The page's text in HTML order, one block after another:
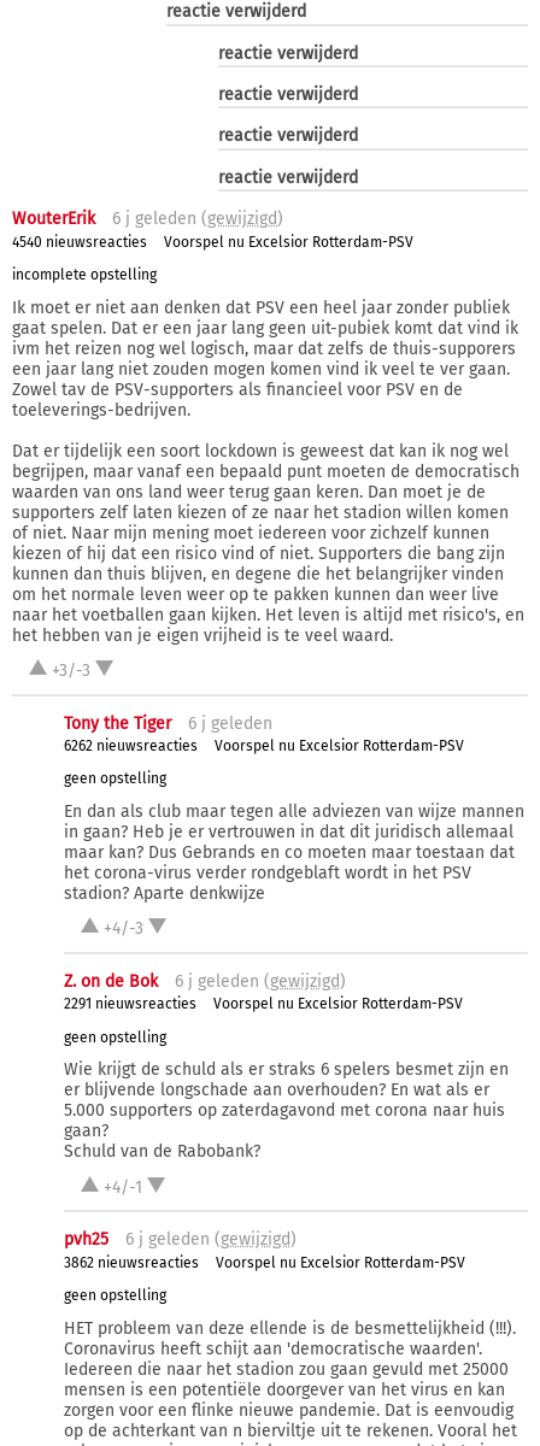
reactie verwijderd
reactie verwijderd
reactie verwijderd
reactie verwijderd
reactie verwijderd
WouterErik 6 j geleden (gewijzigd)
4540 nieuwsreacties
Voorspel nu Excelsior Rotterdam-PSV
incomplete opstelling
Ik moet er niet aan denken dat PSV een heel jaar zonder publiek
gaat spelen. Dat er een jaar lang geen uit-pubiek komt dat vind ik
ivm het reizen nog wel logisch, maar dat zelfs de thuis-supporers
een jaar lang niet zouden mogen komen vind ik veel te ver gaan.
Zowel tav de PSV-supporters als financieel voor PSV en de
toeleverings-bedrijven.
Dat er tijdelijk een soort lockdown is geweest dat kan ik nog wel
begrijpen, maar vanaf een bepaald punt moeten de democratisch
waarden van ons land weer terug gaan keren. Dan moet je de
supporters zelf laten kiezen of ze naar het stadion willen komen
of niet. Naar mijn mening moet iedereen voor zichzelf kunnen
kiezen of hij dat een risico vind of niet. Supporters die bang zijn
kunnen dan thuis blijven, en degene die het belangrijker vinden
om het normale leven weer op te pakken kunnen dan weer live
naar het voetballen gaan kijken. Het leven is altijd met risico's, en
het hebben van je eigen vrijheid is te veel waard.
+3/-3
Tony the Tiger 6 j geleden
6262 nieuwsreacties
Voorspel nu Excelsior Rotterdam-PSV
geen opstelling
En dan als club maar tegen alle adviezen van wijze mannen
in gaan? Heb je er vertrouwen in dat dit juridisch allemaal
maar kan? Dus Gebrands en co moeten maar toestaan dat
het corona-virus verder rondgeblaft wordt in het PSV
stadion? Aparte denkwijze
+4/-3
Z. on de Bok 6 j geleden (gewijzigd)
2291 nieuwsreacties
Voorspel nu Excelsior Rotterdam-PSV
geen opstelling
Wie krijgt de schuld als er straks 6 spelers besmet zijn en
er blijvende longschade aan overhouden? En wat als er
5.000 supporters op zaterdagavond met corona naar huis
gaan?
Schuld van de Rabobank?
+4/-1
pvh25 6 j geleden (gewijzigd)
3862 nieuwsreacties
Voorspel nu Excelsior Rotterdam-PSV
geen opstelling
HET probleem van deze ellende is de besmettelijkheid (!!!).
Coronavirus heeft schijt aan 'democratische waarden'.
Iedereen die naar het stadion zou gaan gevuld met 25000
mensen is een potentiële doorgever van het virus en kan
zorgen voor een flinke nieuwe pandemie. Dat is eenvoudig
op de achterkant van n bierviltje uit te rekenen. Vooral het